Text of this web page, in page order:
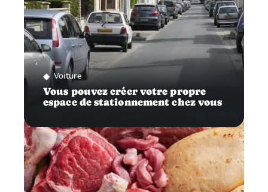
Voiture
Vous pouvez créer votre propre
espace de stationnement chez vous